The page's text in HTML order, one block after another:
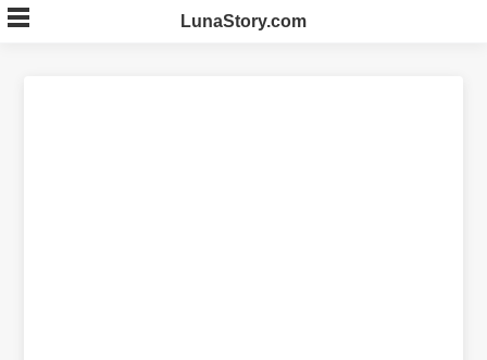
Skip
to
LunaStory.com